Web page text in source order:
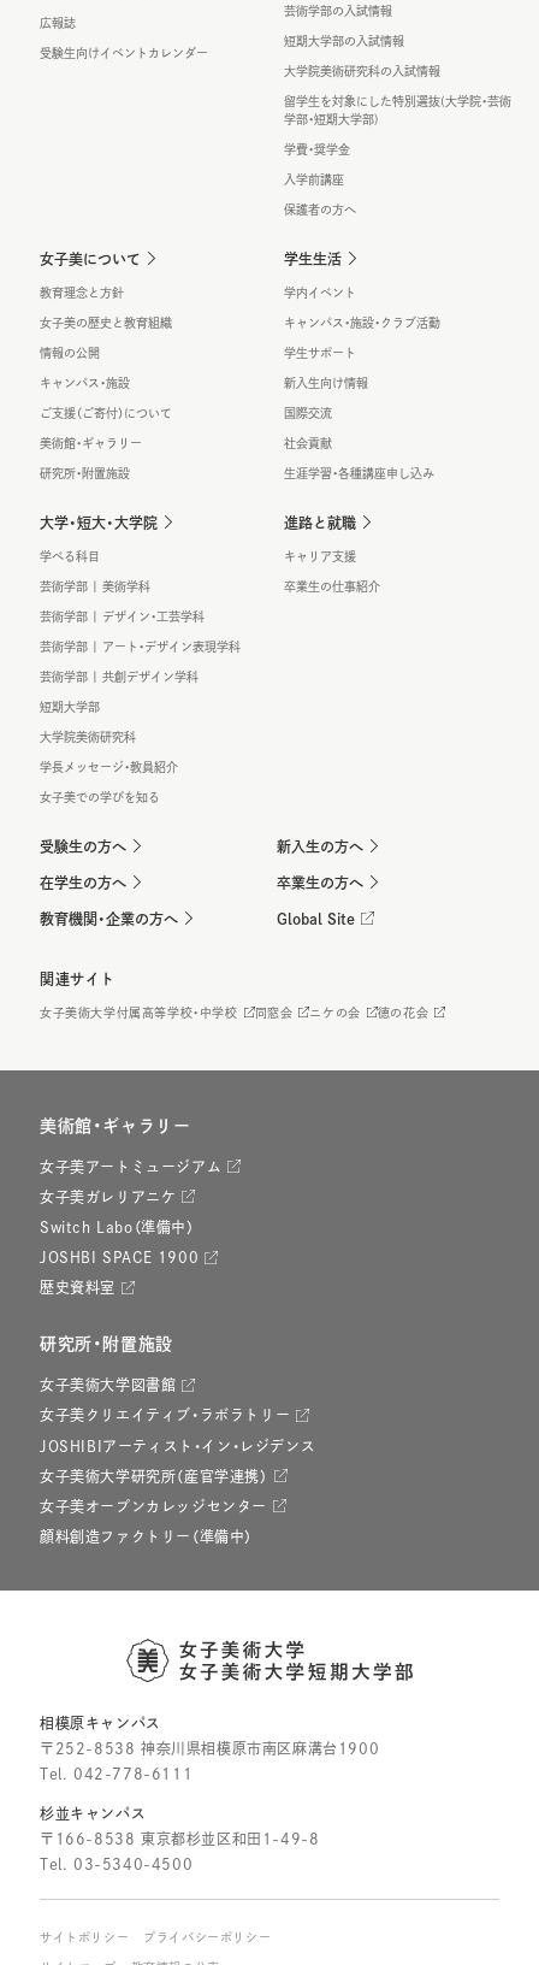
広報誌
受験生向けイベントカレンダー
芸術学部の入試情報
短期大学部の入試情報
大学院美術研究科の入試情報
留学生を対象にした特別選抜(大学院・芸術
学部・短期大学部)
学費・奨学金
入学前講座
保護者の方へ
女子美について
教育理念と方針
女子美の歴史と教育組織
情報の公開
キャンパス・施設
ご支援（ご寄付）について
美術館・ギャラリー
研究所・附置施設
学生生活
学内イベント
キャンパス・施設・クラブ活動
学生サポート
新入生向け情報
国際交流
社会貢献
生涯学習・各種講座申し込み
大学・短大・大学院
学べる科目
芸術学部 | 美術学科
芸術学部 | デザイン・工芸学科
芸術学部 | アート・デザイン表現学科
芸術学部 | 共創デザイン学科
短期大学部
大学院美術研究科
学長メッセージ・教員紹介
女子美での学びを知る
進路と就職
キャリア支援
卒業生の仕事紹介
受験生の方へ 新入生の方へ
在学生の方へ 卒業生の方へ
教育機関・企業の方へ Global Site
関連サイト
女子美術大学付属高等学校・中学校 同窓会 ニケの会 徳の花会
美術館・ギャラリー
女子美アートミュージアム
女子美ガレリアニケ
Switch Labo（準備中）
JOSHBI SPACE 1900
歴史資料室
研究所・附置施設
女子美術大学図書館
女子美クリエイティブ・ラボラトリー
JOSHIBIアーティスト・イン・レジデンス
女子美術大学研究所（産官学連携）
女子美オープンカレッジセンター
顔料創造ファクトリー（準備中）
相模原キャンパス
〒252-8538 神奈川県相模原市南区麻溝台1900
Tel. 042-778-6111
杉並キャンパス
〒166-8538 東京都杉並区和田1-49-8
Tel. 03-5340-4500
サイトポリシー プライバシーポリシー